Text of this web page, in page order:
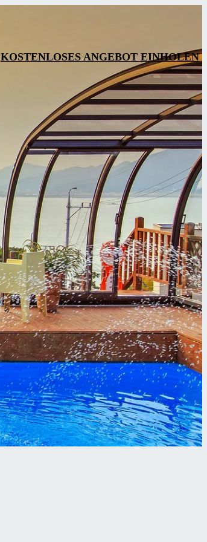
KOSTENLOSES ANGEBOT EINHOLEN